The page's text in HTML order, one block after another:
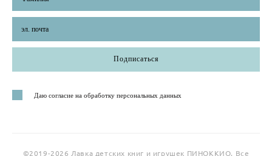
Подписаться
Даю согласие на обработку персональных данных
©2019-2026 Лавка детских книг и игрушек ПИНОККИО. Все